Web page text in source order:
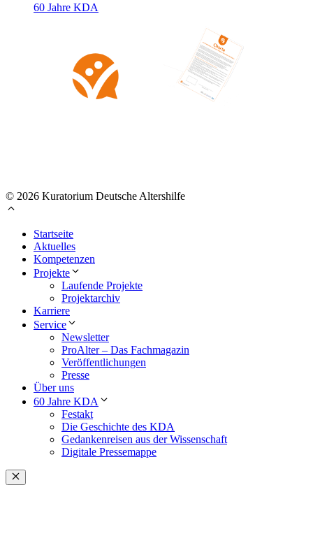
60 Jahre KDA
© 2026 Kuratorium Deutsche Altershilfe
Startseite
Aktuelles
Kompetenzen
Projekte
Laufende Projekte
Projektarchiv
Karriere
Service
Newsletter
ProAlter – Das Fachmagazin
Veröffentlichungen
Presse
Über uns
60 Jahre KDA
Festakt
Die Geschichte des KDA
Gedankenreisen aus der Wissenschaft
Digitale Pressemappe
Schließen